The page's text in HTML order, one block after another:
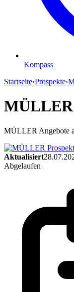
Kompass
Startseite›Prospekte›
MÜLLER Angebote
Aktualisiert
Abgelaufen